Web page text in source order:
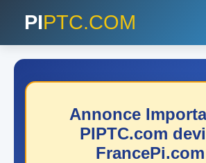
PIPTC.COM
Annonce
PIPTC.com